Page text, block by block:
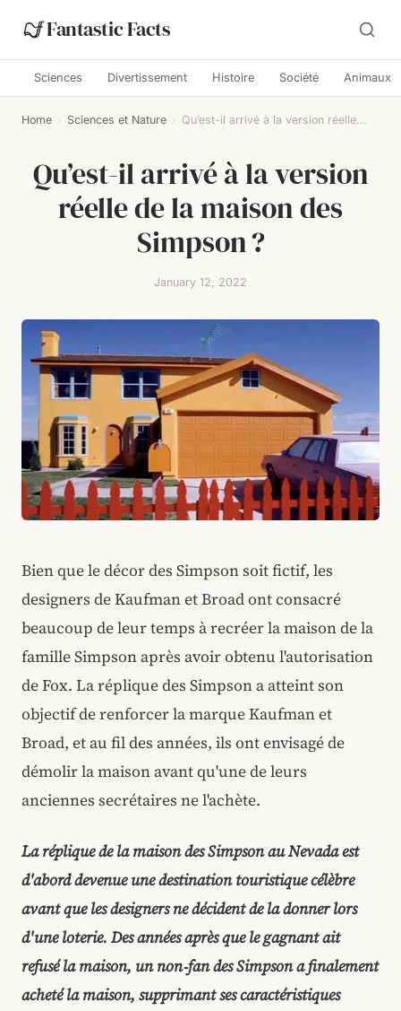
Fantastic Facts
Sciences Divertissement Histoire Société Animaux
Home › Sciences et Nature › Qu’est-il arrivé à la version réelle...
Qu’est-il arrivé à la version
réelle de la maison des
Simpson ?
January 12, 2022
Bien que le décor des Simpson soit fictif, les
designers de Kaufman et Broad ont consacré
beaucoup de leur temps à recréer la maison de la
famille Simpson après avoir obtenu l'autorisation
de Fox. La réplique des Simpson a atteint son
objectif de renforcer la marque Kaufman et
Broad, et au fil des années, ils ont envisagé de
démolir la maison avant qu'une de leurs
anciennes secrétaires ne l'achète.
La réplique de la maison des Simpson au Nevada est
d'abord devenue une destination touristique célèbre
avant que les designers ne décident de la donner lors
d'une loterie. Des années après que le gagnant ait
refusé la maison, un non‑fan des Simpson a finalement
acheté la maison, supprimant ses caractéristiques